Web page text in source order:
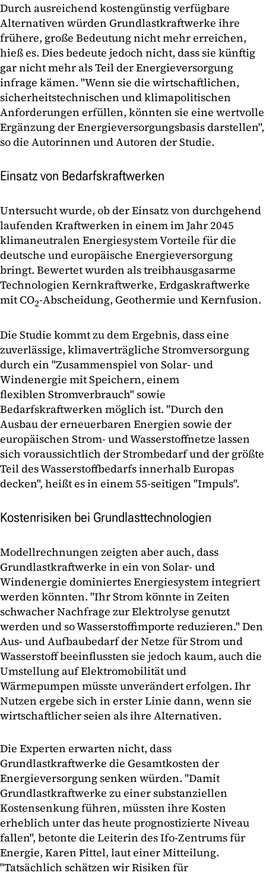
Durch ausreichend kostengünstig verfügbare
Alternativen würden Grundlastkraftwerke ihre
frühere, große Bedeutung nicht mehr erreichen,
hieß es. Dies bedeute jedoch nicht, dass sie künftig
gar nicht mehr als Teil der Energieversorgung
infrage kämen. "Wenn sie die wirtschaftlichen,
sicherheitstechnischen und klimapolitischen
Anforderungen erfüllen, könnten sie eine wertvolle
Ergänzung der Energieversorgungsbasis darstellen",
so die Autorinnen und Autoren der Studie.
Einsatz von Bedarfskraftwerken
Untersucht wurde, ob der Einsatz von durchgehend
laufenden Kraftwerken in einem im Jahr 2045
klimaneutralen Energiesystem Vorteile für die
deutsche und europäische Energieversorgung
bringt. Bewertet wurden als treibhausgasarme
Technologien Kernkraftwerke, Erdgaskraftwerke
mit CO2-Abscheidung, Geothermie und Kernfusion.
Die Studie kommt zu dem Ergebnis, dass eine
zuverlässige, klimaverträgliche Stromversorgung
durch ein "Zusammenspiel von Solar- und
Windenergie mit Speichern, einem
flexiblen Stromverbrauch" sowie
Bedarfskraftwerken möglich ist. "Durch den
Ausbau der erneuerbaren Energien sowie der
europäischen Strom- und Wasserstoffnetze lassen
sich voraussichtlich der Strombedarf und der größte
Teil des Wasserstoffbedarfs innerhalb Europas
decken", heißt es in einem 55-seitigen "Impuls".
Kostenrisiken bei Grundlasttechnologien
Modellrechnungen zeigten aber auch, dass
Grundlastkraftwerke in ein von Solar- und
Windenergie dominiertes Energiesystem integriert
werden könnten. "Ihr Strom könnte in Zeiten
schwacher Nachfrage zur Elektrolyse genutzt
werden und so Wasserstoffimporte reduzieren." Den
Aus- und Aufbaubedarf der Netze für Strom und
Wasserstoff beeinflussten sie jedoch kaum, auch die
Umstellung auf Elektromobilität und
Wärmepumpen müsste unverändert erfolgen. Ihr
Nutzen ergebe sich in erster Linie dann, wenn sie
wirtschaftlicher seien als ihre Alternativen.
Die Experten erwarten nicht, dass
Grundlastkraftwerke die Gesamtkosten der
Energieversorgung senken würden. "Damit
Grundlastkraftwerke zu einer substanziellen
Kostensenkung führen, müssten ihre Kosten
erheblich unter das heute prognostizierte Niveau
fallen", betonte die Leiterin des Ifo-Zentrums für
Energie, Karen Pittel, laut einer Mitteilung.
"Tatsächlich schätzen wir Risiken für